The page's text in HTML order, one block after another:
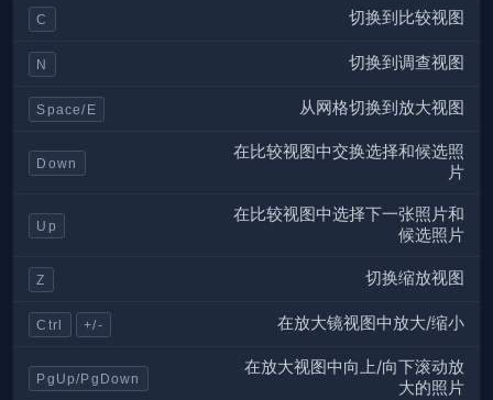
C 切换到比较视图
N 切换到调查视图
Space/E 从网格切换到放大视图
Down
在比较视图中交换选择和候选照
片
Up
在比较视图中选择下一张照片和
候选照片
Z 切换缩放视图
Ctrl +/- 在放大镜视图中放大/缩小
PgUp/PgDown
在放大视图中向上/向下滚动放
大的照片